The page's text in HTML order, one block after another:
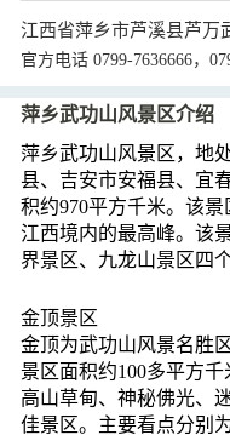
江西省萍乡市芦溪县芦万
官方电话 0799-7636666，
萍乡武功山风景区介绍
萍乡武功山风景区，地
县、吉安市安福县、宜
积约970平方千米。该
江西境内的最高峰。该
界景区、九龙山景区四
金顶景区
金顶为武功山风景名胜
景区面积约100多平方千
高山草甸、神秘佛光、
佳景区。主要看点分别